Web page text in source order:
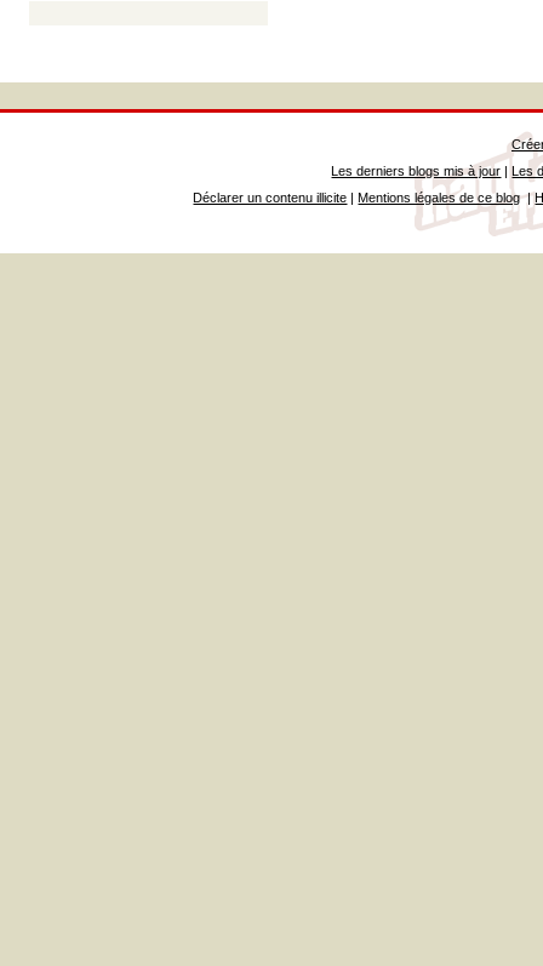
Les derniers blogs mis à jour |Les
Déclarer un contenu illicite |Mentions légales de ce blog|